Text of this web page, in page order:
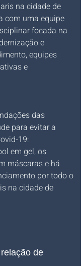
na cidade de
com uma equipe
focada na
e
equipes
e
das
para evitar a
19:
em gel, os
máscaras e há
por todo o
na cidade de
de